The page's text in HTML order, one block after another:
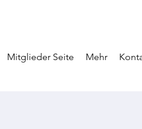
Mitglieder Seite Mehr